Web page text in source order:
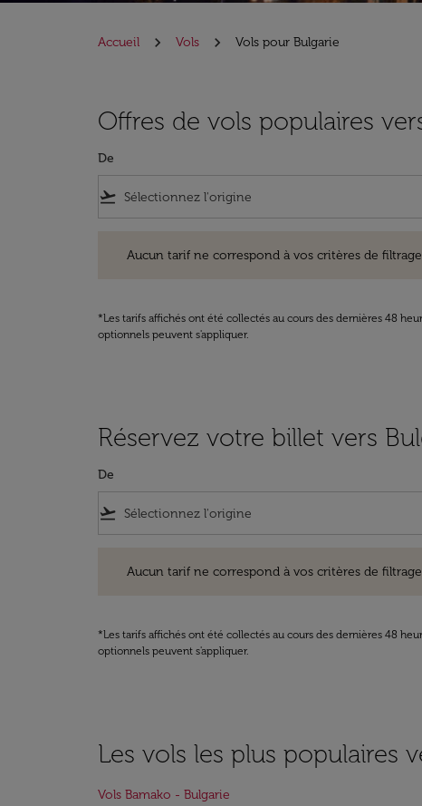
Accueil Vols Vols pour Bulgarie
Offres de vols populaires
De
flight_takeoff
Aucun tarif ne correspond à vos critères de
*Les tarifs affichés ont été collectés au cours des dernières 48
optionnels peuvent s'appliquer.
Réservez votre billet vers
De
flight_takeoff
Aucun tarif ne correspond à vos critères de
*Les tarifs affichés ont été collectés au cours des dernières 48
optionnels peuvent s'appliquer.
Les vols les plus populaires
Vols Bamako - Bulgarie